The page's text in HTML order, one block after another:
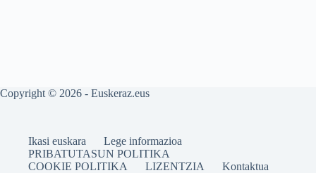
Copyright © 2026 - Euskeraz.eus
Ikasi euskara
Lege informazioa
PRIBATUTASUN POLITIKA
COOKIE POLITIKA
LIZENTZIA Kontaktua